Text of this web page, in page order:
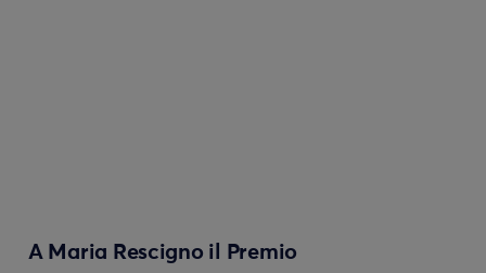
A Maria Rescigno il Premio